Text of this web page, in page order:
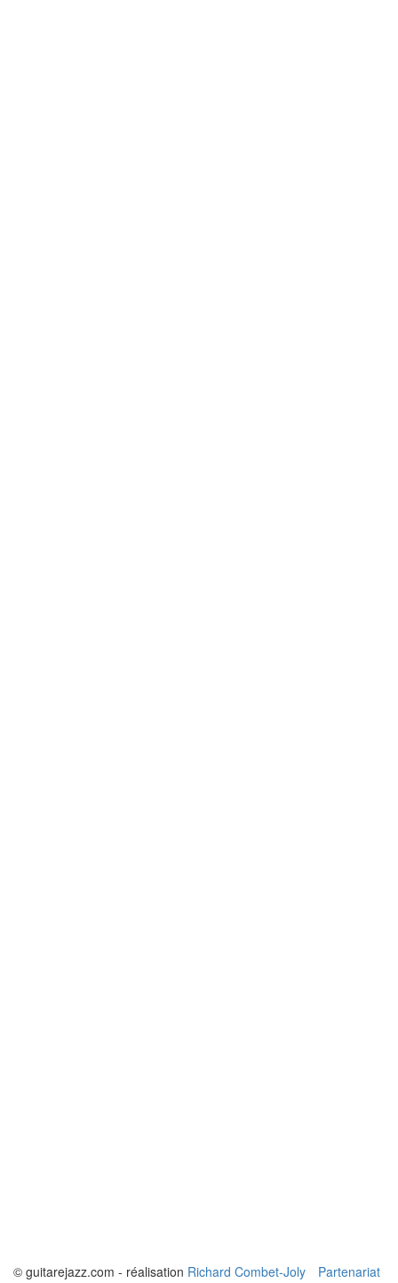
© guitarejazz.com - réalisation Richard Combet-Joly
Partenariat